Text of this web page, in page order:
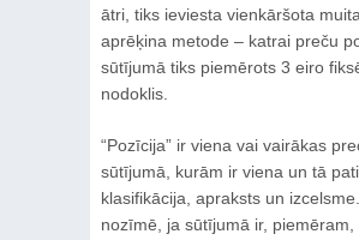
ātri, tiks ieviesta vienkāršota
aprēķina metode – katrai preču
sūtījumā tiks piemērots 3 eiro
nodoklis.
“Pozīcija” ir viena vai vairākas
sūtījumā, kurām ir viena un tā
klasifikācija, apraksts un
nozīmē, ja sūtījumā ir, piemēram,